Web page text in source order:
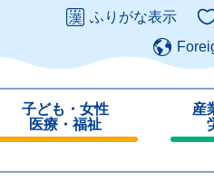
ふりがな表示
子ども・女性
医療・福祉
産
じ